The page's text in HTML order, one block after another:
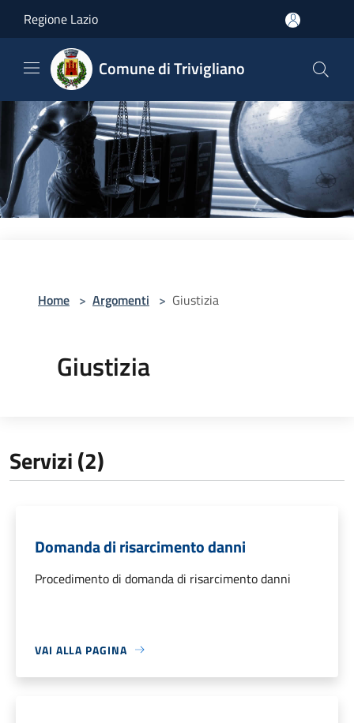
Regione Lazio
Comune di Trivigliano
Home > Argomenti > Giustizia
Giustizia
Servizi (2)
Domanda di risarcimento danni
Procedimento di domanda di risarcimento danni
VAI ALLA PAGINA